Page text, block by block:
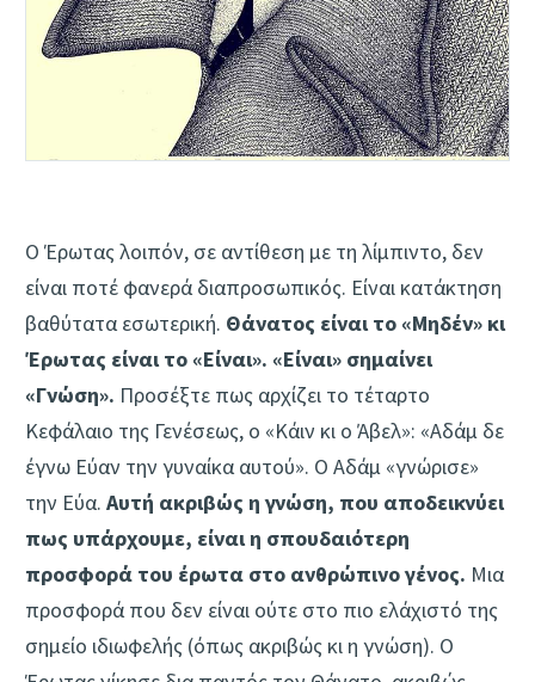
Ο Έρωτας λοιπόν, σε αντίθεση με τη λίμπιντο, δεν
είναι ποτέ φανερά διαπροσωπικός. Είναι κατάκτηση
βαθύτατα εσωτερική. Θάνατος είναι το «Μηδέν» κι
Έρωτας είναι το «Είναι». «Είναι» σημαίνει
«Γνώση». Προσέξτε πως αρχίζει το τέταρτο
Κεφάλαιο της Γενέσεως, ο «Κάιν κι ο Άβελ»: «Αδάμ δε
έγνω Εύαν την γυναίκα αυτού». Ο Αδάμ «γνώρισε»
την Εύα. Αυτή ακριβώς η γνώση, που αποδεικνύει
πως υπάρχουμε, είναι η σπουδαιότερη
προσφορά του έρωτα στο ανθρώπινο γένος. Μια
προσφορά που δεν είναι ούτε στο πιο ελάχιστό της
σημείο ιδιωφελής (όπως ακριβώς κι η γνώση). Ο